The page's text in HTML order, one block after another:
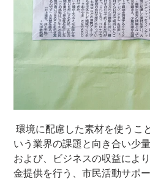
環境に配慮した素材を使うこ
いう業界の課題と向き合い少
および、ビジネスの収益によ
金提供を行う、市民活動サポ